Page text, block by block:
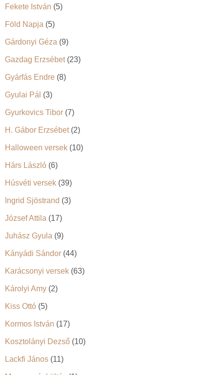
Fekete István (5)
Föld Napja (5)
Gárdonyi Géza (9)
Gazdag Erzsébet(23)
Gyárfás Endre (8)
Gyulai Pál (3)
Gyurkovics Tibor (7)
H. Gábor Erzsébet(2)
Halloween versek (10)
Hárs László (6)
Húsvéti versek (39)
Ingrid Sjöstrand (3)
József Attila (17)
Juhász Gyula (9)
Kányádi Sándor (44)
Karácsonyi versek (63)
Károlyi Amy (2)
Kiss Ottó (5)
Kormos István (17)
Kosztolányi Dezső (10)
Lackfi János (11)